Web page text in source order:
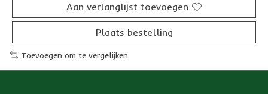
Aan verlanglijst toevoegen
Plaats bestelling
Toevoegen om te vergelijken